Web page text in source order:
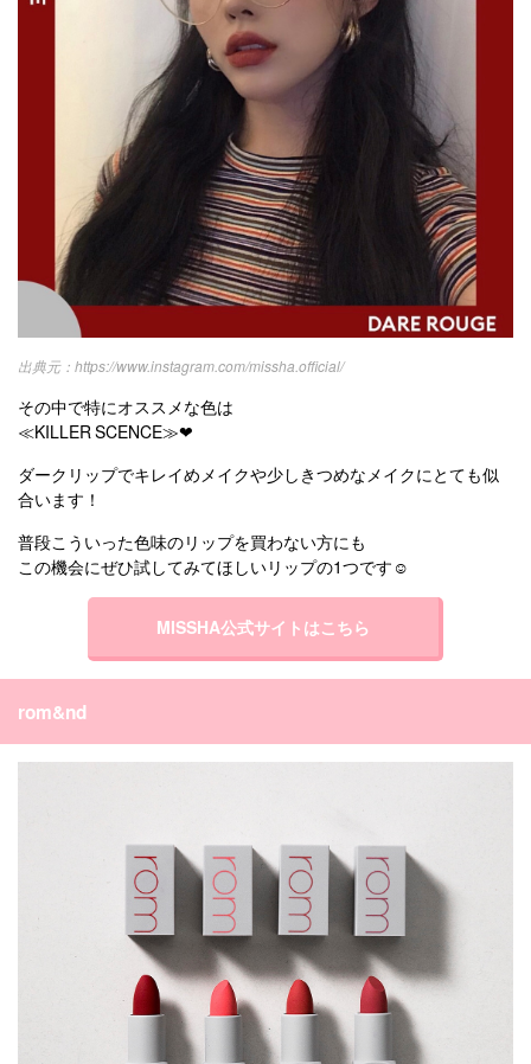
https://www.instagram.com/missha.official/
その中で特にオススメな色は
≪KILLER SCENCE≫❤︎
ダークリップでキレイめメイクや少しきつめなメイクにとても似
合います！
普段こういった色味のリップを買わない方にも
この機会にぜひ試してみてほしいリップの1つです☺︎
MISSHA公式サイトはこちら
rom&nd